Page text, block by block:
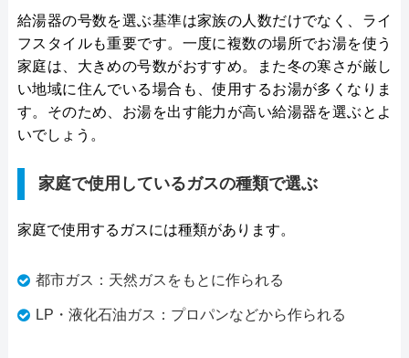
給湯器の号数を選ぶ基準は家族の人数だけでなく、ライ
フスタイルも重要です。一度に複数の場所でお湯を使う
家庭は、大きめの号数がおすすめ。また冬の寒さが厳し
い地域に住んでいる場合も、使用するお湯が多くなりま
す。そのため、お湯を出す能力が高い給湯器を選ぶとよ
いでしょう。
家庭で使用しているガスの種類で選ぶ
家庭で使用するガスには種類があります。
都市ガス：天然ガスをもとに作られる
LP・液化石油ガス：プロパンなどから作られる